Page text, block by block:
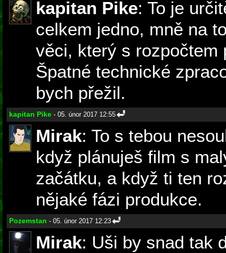
kapitan Pike: To je
celkem jedno, mně na
věci, který s rozpočtem
Špatné technické
bych přežil.
kapitan Pike - 05. únor 2017 12:55
Mirak: To s tebou
když plánuješ film s
začátku, a když ti ten
nějaké fázi produkce.
Pozemstan - 05. únor 2017 12:23
Mirak: Uši by snad tak